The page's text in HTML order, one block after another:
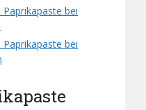
bei
bei